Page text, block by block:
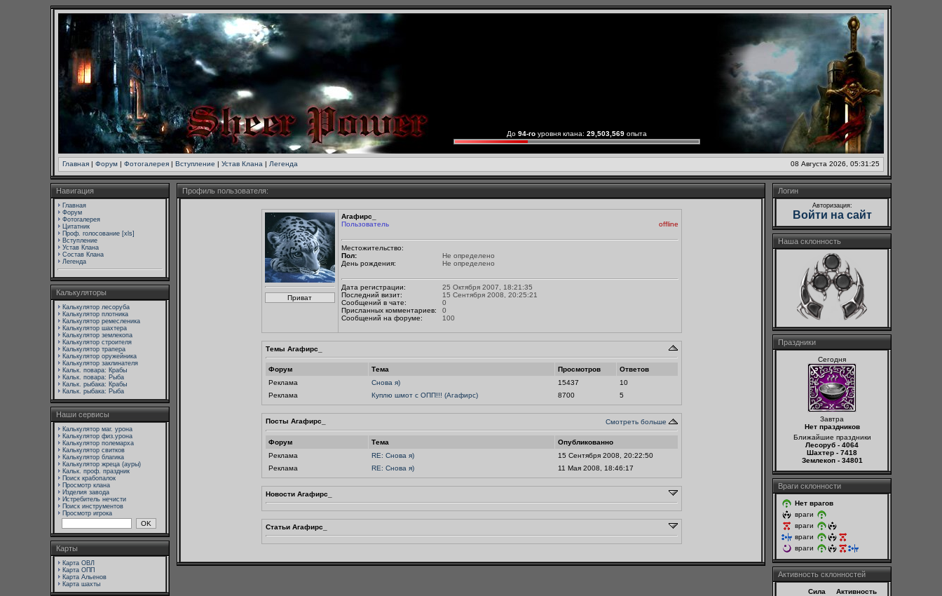
До 94-гоуровня клана: 29,503,569опыта
Главная | Форум | Фотогалерея | Вступление | Устав Клана | Легенда 08 Августа 2026, 05:31:25
Навигация
Главная
Форум
Фотогалерея
Цитатник
Проф. голосование [xls]
Вступление
Устав Клана
Состав Клана
Легенда
Калькуляторы
Калькулятор лесоруба
Калькулятор плотника
Калькулятор ремесленика
Калькулятор шахтера
Калькулятор землекопа
Калькулятор строителя
Калькулятор трапера
Калькулятор оружейника
Калькулятор заклинателя
Кальк. повара: Крабы
Кальк. повара: Рыба
Кальк. рыбака: Крабы
Кальк. рыбака: Рыба
Наши сервисы
Калькулятор маг. урона
Калькулятор физ.урона
Калькулятор полемарха
Калькулятор свитков
Калькулятор благика
Калькулятор жреца (ауры)
Кальк. проф. праздник
Поиск крабопалок
Просмотр клана
Изделия завода
Истребитель нечисти
Поиск инструментов
Просмотр игрока
Карты
Карта ОВЛ
Карта ОПП
Карта Альенов
Карта шахты
Профиль пользователя:
Агафирс_
Пользователь
offline
Местожительство:
Пол:
Не определено
День рождения:
Не определено
Дата регистрации:
25 Октября 2007, 18:21:35
Последний визит:
15 Сентября 2008, 20:25:21
Сообщений в чате:
0
Присланных комментариев:
0
Сообщений на форуме:
100
Темы Агафирс_
Форум Тема Просмотров
Ответов
Реклама
Снова я) 15437
10
Реклама
Куплю шмот с ОПП!!! (Агафирс) 8700 5
Посты Агафирс_ Смотреть больше
Форум Тема
Опубликованно
Реклама
RE: Снова я)
15 Сентября 2008, 20:22:50
Реклама
RE: Снова я) 11 Мая 2008, 18:46:17
Новости Агафирс_
Статьи Агафирс_
Логин
Авторизация:
Войти на сайт
Наша склонность
Праздники
Сегодня
Завтра
Нет праздников
Ближайшие праздники
Лесоруб - 4064
Шахтер - 7418
Землекоп - 34801
Враги склонности
Нет врагов
враги
враги
враги
враги
Активность склонностей
Сила
Активность